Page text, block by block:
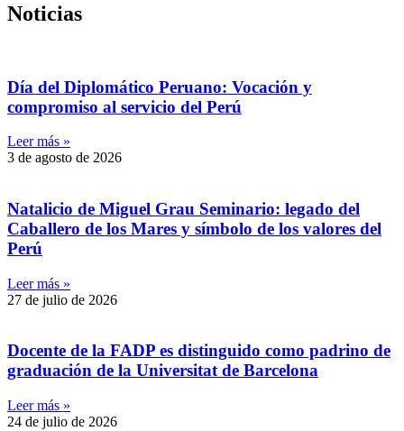
Noticias
Día del Diplomático Peruano: Vocación y
compromiso al servicio del Perú
Leer más »
3 de agosto de 2026
Natalicio de Miguel Grau Seminario: legado del
Caballero de los Mares y símbolo de los valores del
Perú
Leer más »
27 de julio de 2026
Docente de la FADP es distinguido como padrino de
graduación de la Universitat de Barcelona
Leer más »
24 de julio de 2026